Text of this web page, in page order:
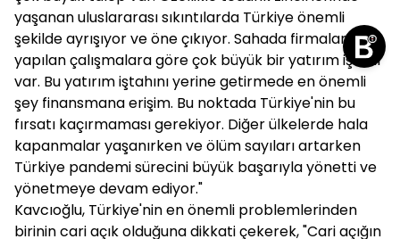
yaşanan uluslararası sıkıntılarda Türkiye önemli
şekilde ayrışıyor ve öne çıkıyor. Sahada firmalarla
yapılan çalışmalara göre çok büyük bir yatırım iştahı
var. Bu yatırım iştahını yerine getirmede en önemli
şey finansmana erişim. Bu noktada Türkiye'nin bu
fırsatı kaçırmaması gerekiyor. Diğer ülkelerde hala
kapanmalar yaşanırken ve ölüm sayıları artarken
Türkiye pandemi sürecini büyük başarıyla yönetti ve
yönetmeye devam ediyor."
Kavcıoğlu, Türkiye'nin en önemli problemlerinden
birinin cari açık olduğuna dikkati çekerek, "Cari açığın